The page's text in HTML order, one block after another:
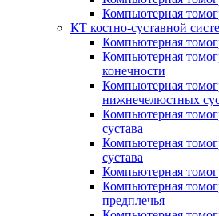
Компьютерная
КТ костно-суставной
Компьютерная
Компьютерная
конечности
Компьютерная
нижнечелюстных
Компьютерная
сустава
Компьютерная
сустава
Компьютерная
Компьютерная
предплечья